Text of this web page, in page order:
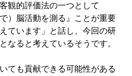
観的評価法の一つとして
）脳活動を測る』ことが重要
ています」と話し、今回の研
なると考えているそうです。
ても貢献できる可能性がある